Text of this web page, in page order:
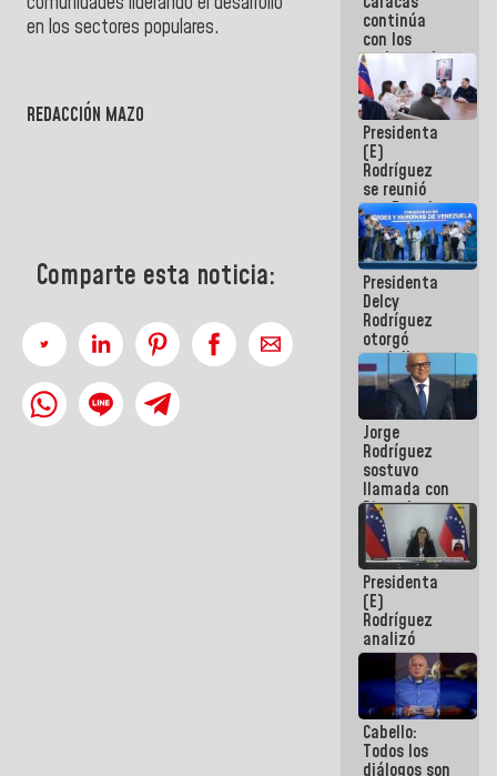
en los sectores populares.
REDACCIÓN MAZO
Comparte esta noticia:
continúa
con los
trabajos de
mantenimiento
e inspección
en la Línea 2
Presidenta
(E)
Rodríguez
se reunió
con Estado
Mayor
Eléctrico
para
abordar
planes de
acción
Presidenta
Delcy
Rodríguez
otorgó
medalla
"Héroe de
Venezuela"
a servidores
públicos
Jorge
Rodríguez
sostuvo
llamada con
Dinorah
Figuera y
acuerdan
primer
encuentro
presencial
para el
diálogo
Presidenta
(E)
Rodríguez
analizó
junto a
gobernadores
planes de
recuperación
del Sistema
Eléctrico
Cabello:
Todos los
diálogos son